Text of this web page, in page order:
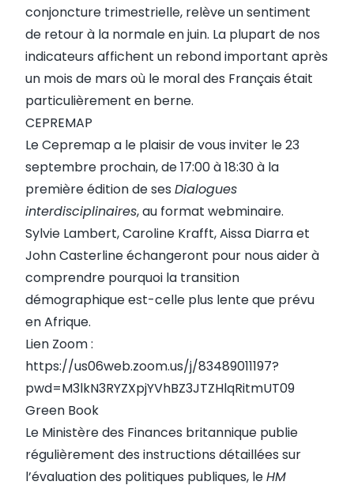
conjoncture trimestrielle, relève un sentiment
de retour à la normale en juin. La plupart de nos
indicateurs affichent un rebond important après
un mois de mars où le moral des Français était
particulièrement en berne.
CEPREMAP
Le Cepremap a le plaisir de vous inviter le 23
septembre prochain, de 17:00 à 18:30 à la
première édition de ses Dialogues
interdisciplinaires, au format webminaire.
Sylvie Lambert, Caroline Krafft, Aissa Diarra et
John Casterline échangeront pour nous aider à
comprendre pourquoi la transition
démographique est-celle plus lente que prévu
en Afrique.
Lien Zoom :
https://us06web.zoom.us/j/83489011197?
pwd=M3lkN3RYZXpjYVhBZ3JTZHlqRitmUT09
Green Book
Le Ministère des Finances britannique publie
régulièrement des instructions détaillées sur
l’évaluation des politiques publiques, leHM